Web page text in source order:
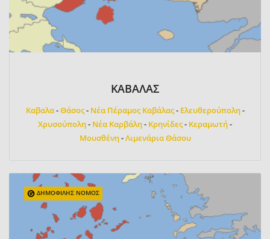
ΚΑΒΑΛΑΣ
Καβαλα-Θάσος- Νέα Πέραμος Καβάλας- Ελευθερούπολη-
Χρυσούπολη- Νέα Καρβάλη- Κρηνίδες- Κεραμωτή-
Μουσθένη-Λιμενάρια Θάσου
ΔΗΜΟΦΙΛΗΣ ΝΟΜΟΣ